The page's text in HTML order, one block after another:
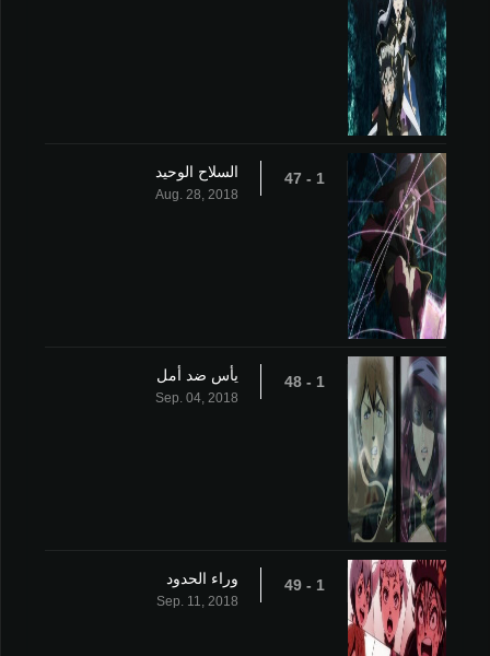
1 - 47 السلاح الوحيد
Aug. 28, 2018
1 - 48 يأس ضد أمل
Sep. 04, 2018
1 - 49 وراء الحدود
Sep. 11, 2018